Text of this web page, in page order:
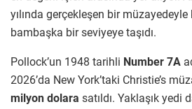
yılında gerçekleşen bir
bambaşka bir seviyeye taşıdı.
Pollock’un 1948 tarihli Number 7A
2026’da New York’taki Christie’s
milyon dolara satıldı. Yaklaşık yedi